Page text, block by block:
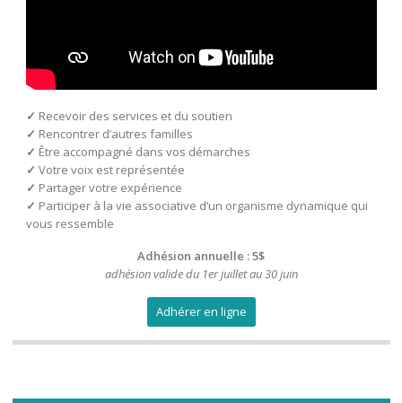
✓ Recevoir des services et du soutien
✓ Rencontrer d’autres familles
✓ Être accompagné dans vos démarches
✓ Votre voix est représentée
✓ Partager votre expérience
✓ Participer à la vie associative d’un organisme dynamique qui
vous ressemble
Adhésion annuelle : 5$
adhésion valide du 1er juillet au 30 juin
Adhérer en ligne